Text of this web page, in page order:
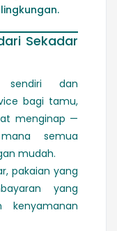
Sekadar
sendiri dan
bagi tamu,
menginap —
semua
mudah.
pakaian yang
yang
kenyamanan